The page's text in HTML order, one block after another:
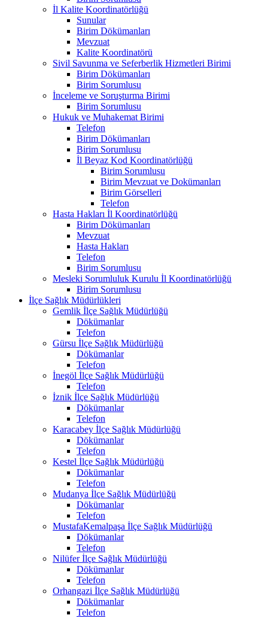
İl Kalite Koordinatörlüğü
Sunular
Birim Dökümanları
Mevzuat
Kalite Koordinatörü
Sivil Savunma ve Seferberlik Hizmetleri Birimi
Birim Dökümanları
Birim Sorumlusu
İnceleme ve Soruşturma Birimi
Birim Sorumlusu
Hukuk ve Muhakemat Birimi
Telefon
Birim Dökümanları
Birim Sorumlusu
İl Beyaz Kod Koordinatörlüğü
Birim Sorumlusu
Birim Mevzuat ve Dokümanları
Birim Görselleri
Telefon
Hasta Hakları İl Koordinatörlüğü
Birim Dökümanları
Mevzuat
Hasta Hakları
Telefon
Birim Sorumlusu
Mesleki Sorumluluk Kurulu İl Koordinatörlüğü
Birim Sorumlusu
İlçe Sağlık Müdürlükleri
Gemlik İlçe Sağlık Müdürlüğü
Dökümanlar
Telefon
Gürsu İlçe Sağlık Müdürlüğü
Dökümanlar
Telefon
İnegöl İlçe Sağlık Müdürlüğü
Telefon
İznik İlçe Sağlık Müdürlüğü
Dökümanlar
Telefon
Karacabey İlçe Sağlık Müdürlüğü
Dökümanlar
Telefon
Kestel İlçe Sağlık Müdürlüğü
Dökümanlar
Telefon
Mudanya İlçe Sağlık Müdürlüğü
Dökümanlar
Telefon
MustafaKemalpaşa İlçe Sağlık Müdürlüğü
Dökümanlar
Telefon
Nilüfer İlçe Sağlık Müdürlüğü
Dökümanlar
Telefon
Orhangazi İlçe Sağlık Müdürlüğü
Dökümanlar
Telefon